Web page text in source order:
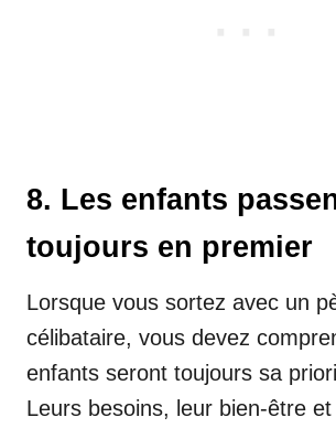
8. Les enfants
toujours en premier
Lorsque vous sortez avec un
célibataire, vous devez
enfants seront toujours sa
Leurs besoins, leur bien-être